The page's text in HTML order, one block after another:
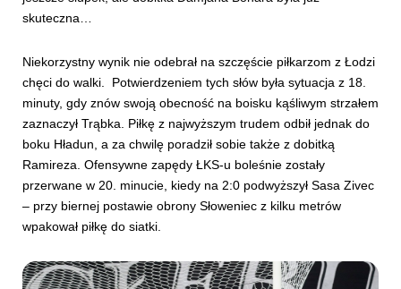
skuteczna…
Niekorzystny wynik nie odebrał na szczęście piłkarzom z Łodzi
chęci do walki. Potwierdzeniem tych słów była sytuacja z 18.
minuty, gdy znów swoją obecność na boisku kąśliwym strzałem
zaznaczył Trąbka. Piłkę z najwyższym trudem odbił jednak do
boku Hładun, a za chwilę poradził sobie także z dobitką
Ramireza. Ofensywne zapędy ŁKS-u boleśnie zostały
przerwane w 20. minucie, kiedy na 2:0 podwyższył Sasa Zivec
– przy biernej postawie obrony Słoweniec z kilku metrów
wpakował piłkę do siatki.